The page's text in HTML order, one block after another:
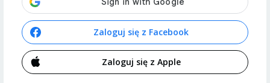
Zaloguj się z Facebook
Zaloguj się z Apple